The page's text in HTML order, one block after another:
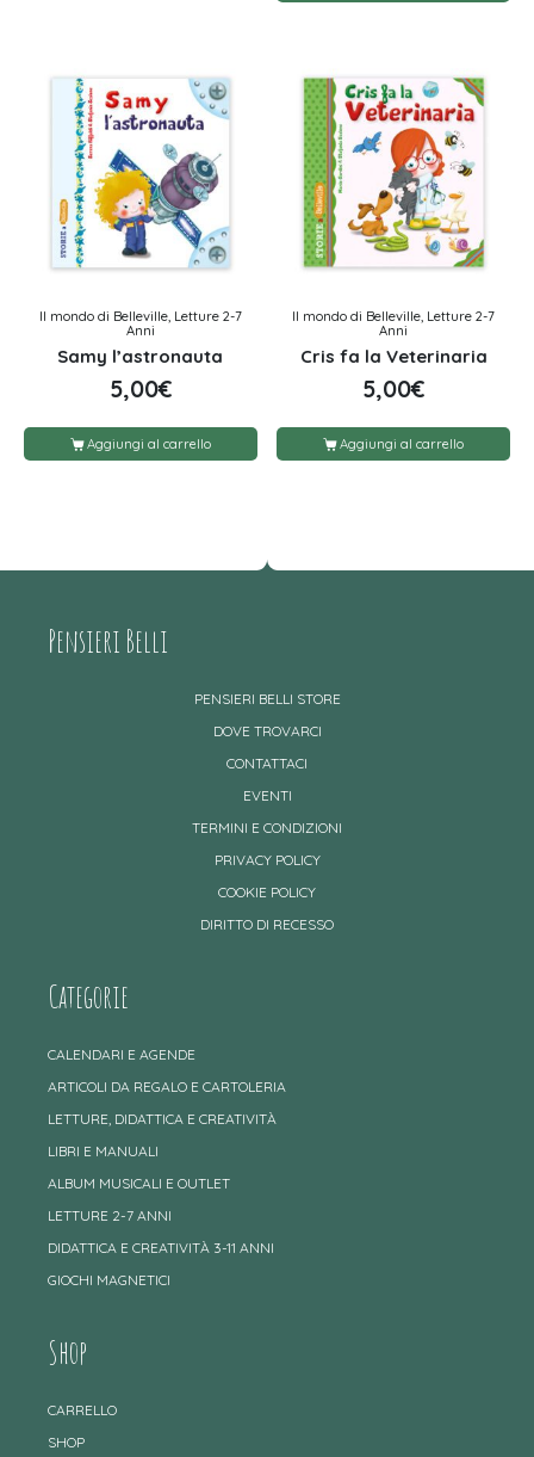
Il mondo di Belleville, Letture 2-7
Anni
Samy l’astronauta
5,00€
Aggiungi al carrello
Il mondo di Belleville, Letture 2-7
Anni
Cris fa la Veterinaria
5,00€
Aggiungi al carrello
Pensieri Belli
PENSIERI BELLI STORE
DOVE TROVARCI
CONTATTACI
EVENTI
TERMINI E CONDIZIONI
PRIVACY POLICY
COOKIE POLICY
DIRITTO DI RECESSO
Categorie
CALENDARI E AGENDE
ARTICOLI DA REGALO E CARTOLERIA
LETTURE, DIDATTICA E CREATIVITÀ
LIBRI E MANUALI
ALBUM MUSICALI E OUTLET
LETTURE 2-7 ANNI
DIDATTICA E CREATIVITÀ 3-11 ANNI
GIOCHI MAGNETICI
Shop
CARRELLO
SHOP